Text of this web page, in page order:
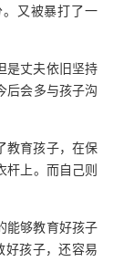
又被暴打了一
丈夫依旧坚持
后会多与孩子沟
育孩子，在保
杆上。而自己则
够教育好孩子
好孩子，还容易